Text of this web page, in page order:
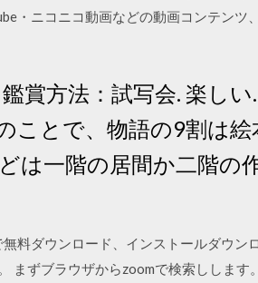
・ニコニコ動画などの動画コンテンツ
賞方法：試写会. 楽し
ことで、物語の9割は
は一階の居間か二階の
料ダウンロード、インストールダウン
まずブラウザからzoomで検索ししま